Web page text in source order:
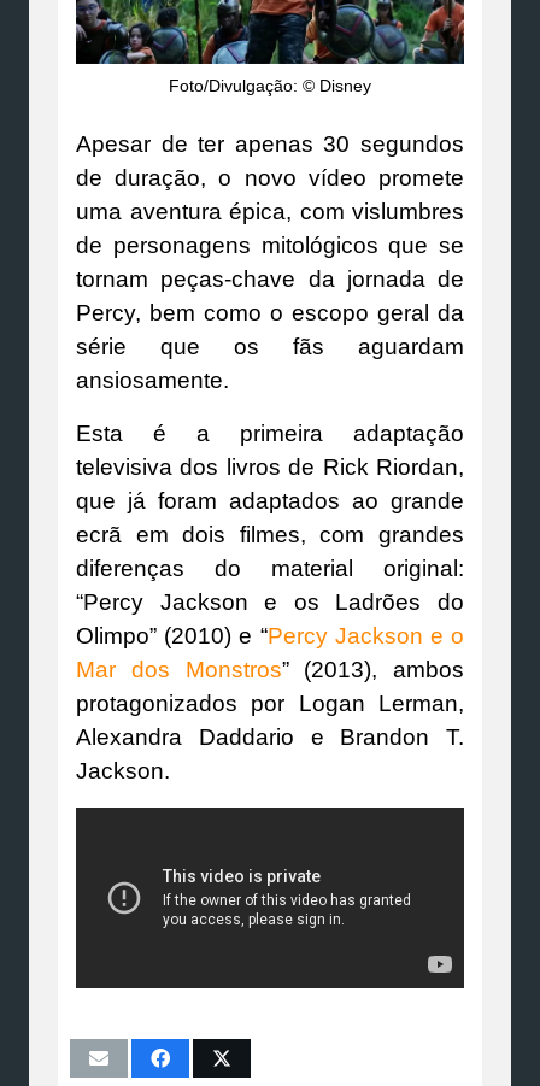
Foto/Divulgação: © Disney
Apesar de ter apenas 30 segundos
de duração, o novo vídeo promete
uma aventura épica, com vislumbres
de personagens mitológicos que se
tornam peças-chave da jornada de
Percy, bem como o escopo geral da
série que os fãs aguardam
ansiosamente.
Esta é a primeira adaptação
televisiva dos livros de Rick Riordan,
que já foram adaptados ao grande
ecrã em dois filmes, com grandes
diferenças do material original:
“Percy Jackson e os Ladrões do
Olimpo” (2010) e “Percy Jackson e o
Mar dos Monstros” (2013), ambos
protagonizados por Logan Lerman,
Alexandra Daddario e Brandon T.
Jackson.